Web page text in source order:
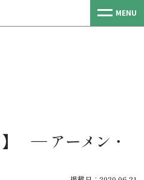
MENU
】 ― アーメン・